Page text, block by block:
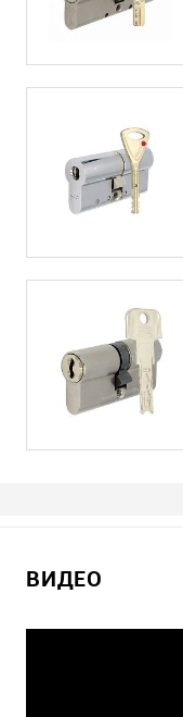
ВИДЕО